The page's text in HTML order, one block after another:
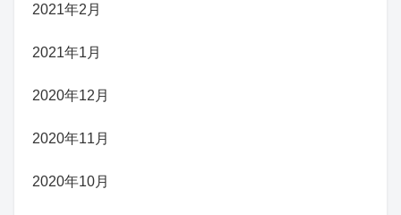
2021年2月
2021年1月
2020年12月
2020年11月
2020年10月